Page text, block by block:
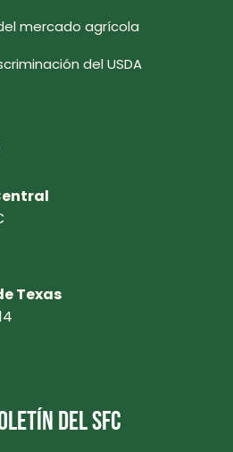
mercado agrícola
del USDA
Texas
DEL SFC